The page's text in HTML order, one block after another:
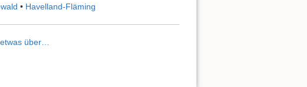
• Havelland-Fläming
über…